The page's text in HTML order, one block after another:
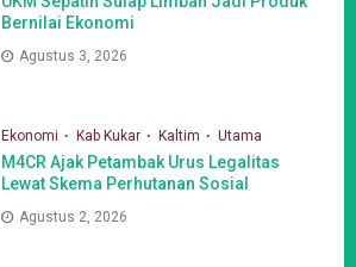
Bernilai Ekonomi
Agustus 3, 2026
Ekonomi Kab Kukar Kaltim Utama
M4CR Ajak Petambak Urus Legalitas
Lewat Skema Perhutanan Sosial
Agustus 2, 2026